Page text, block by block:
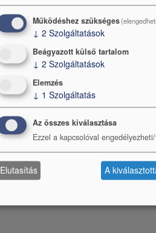
Működéshez szükséges
↓ 2 Szolgáltatások
Beágyazott külső tartalom
↓ 2 Szolgáltatások
Elemzés
↓ 1 Szolgáltatás
Az összes kiválasztása
Ezzel a kapcsolóval
Elutasítás A